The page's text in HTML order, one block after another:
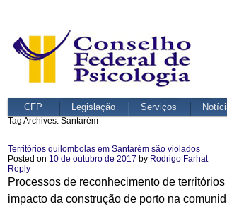
CFP Legislação Serviços
Tag Archives: Santarém
Territórios quilombolas em Santarém são violados
Posted on 10 de outubro de 2017 by Rodrigo Farhat
Reply
Processos de reconhecimento de
impacto da construção de porto na